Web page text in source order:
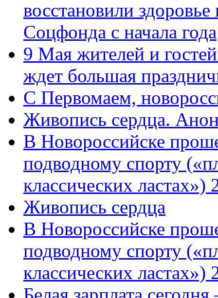
восстановили
Соцфонда с начала года
9 Мая жителей и
ждет большая
C Первомаем,
Живопись сердца.
В Новороссийске
подводному спорту
классических
Живопись сердца
В Новороссийске
подводному спорту
классических ластах»)